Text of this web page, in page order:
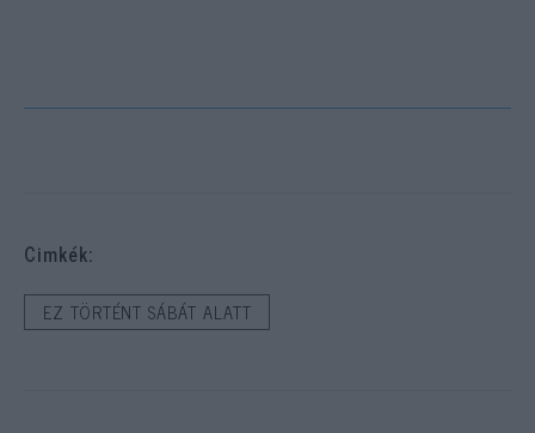
Cimkék:
EZ TÖRTÉNT SÁBÁT ALATT